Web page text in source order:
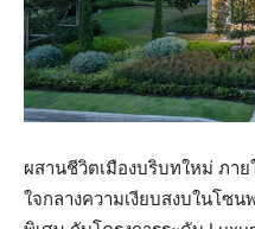
ผสานชีวิตเมืองบริบทใหม่ ภา
ใจกลางความเงียบสงบในโซ